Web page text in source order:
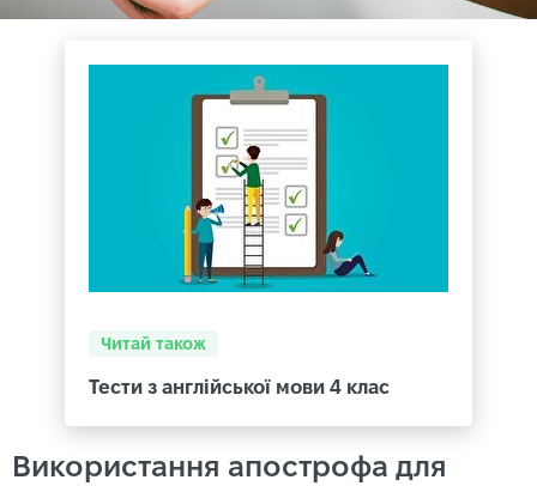
Читай також
Тести з англійської мови 4 клас
Використання апострофа для